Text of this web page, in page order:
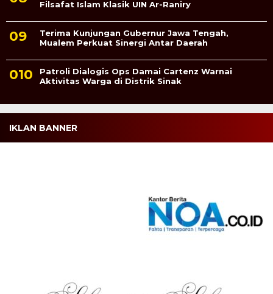
Filsafat Islam Klasik UIN Ar-Raniry
Terima Kunjungan Gubernur Jawa Tengah,
Mualem Perkuat Sinergi Antar Daerah
Patroli Dialogis Ops Damai Cartenz Warnai
Aktivitas Warga di Distrik Sinak
IKLAN BANNER